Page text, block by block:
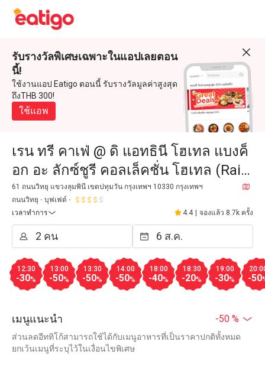
รับรางวัลพิเศษเฉพาะในแอปเลยตอน
นี้!
ใช้งานแอป Eatigo ตอนนี้ รับรางวัลมูลค่าสูงสุด
ถึงTHB 300!
ใช้แอพ
เรน ทรี คาเฟ่ @ ดิ แอทธินี โฮเทล แบงค็
อก อะ ลักซ์ชูรี คอลเล็คชั่น โฮเทล (Rain
Tree Café @ The Athenee Hotel, a
Luxury Collection
61 ถนนวิทยุ แขวงลุมพินี เขตปทุมวัน กรุงเทพฯ 10330 กรุงเทพฯ
ถนนวิทยุ
บุฟเฟต์
เวลาทำการ
4.4 จองแล้ว 8.7k ครั้ง
12:30
-30%
13:00
-50%
13:30
-50%
14:00
-50%
18:00
-40%
18:30
-20%
19:00
-30% -50
เมนูแนะนำ -50 %
ส่วนลดอีททิโก้สามารถใช้ได้กับเมนูอาหารที่เป็นราคาปกติทั้งหมด
ยกเว้นเมนูที่ระบุไว้ในเงื่อนไขพิเศษ